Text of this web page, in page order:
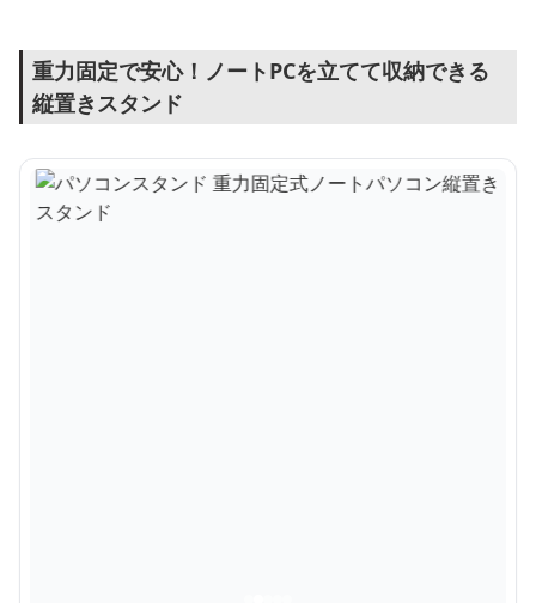
重力固定で安心！ノートPCを立てて収納できる
縦置きスタンド